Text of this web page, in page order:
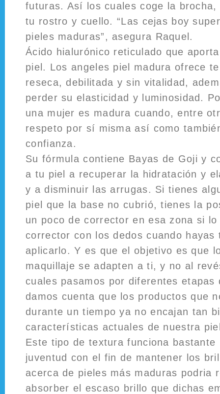
futuras. Así los cuales coge la
tu rostro y cuello. “Las cejas boy
pieles maduras”, asegura Raquel.
Ácido hialurónico reticulado que
piel. Los angeles piel madura ofrece
reseca, debilitada y sin vitalidad,
perder su elasticidad y luminosidad.
una mujer es madura cuando, entre
respeto por sí misma así como
confianza.
Su fórmula contiene Bayas de Goji y
a tu piel a recuperar la hidratación y
y a disminuir las arrugas. Si tienes
piel que la base no cubrió, tienes la
un poco de corrector en esa zona si
corrector con los dedos cuando hayas
aplicarlo. Y es que el objetivo es que
maquillaje se adapten a ti, y no al
cuales pasamos por diferentes etapas
damos cuenta que los productos que
durante un tiempo ya no encajan tan
características actuales de nuestra
Este tipo de textura funciona bastante
juventud con el fin de mantener los
acerca de pieles más maduras podria
absorber el escaso brillo que dichas